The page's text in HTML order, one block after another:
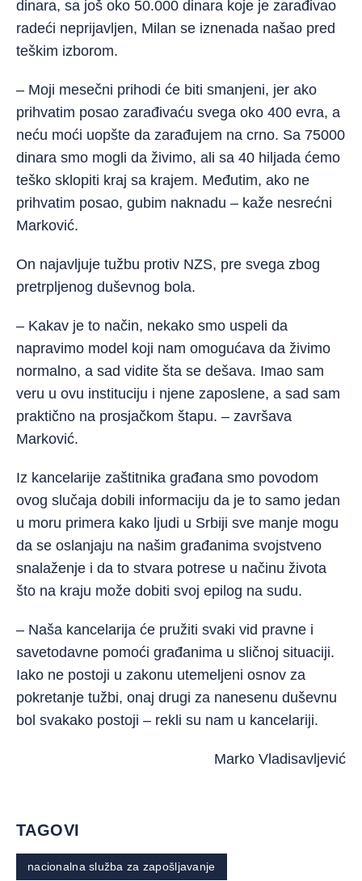
dinara, sa još oko 50.000 dinara koje je zarađivao
radeći neprijavljen, Milan se iznenada našao pred
teškim izborom.
– Moji mesečni prihodi će biti smanjeni, jer ako
prihvatim posao zarađivaću svega oko 400 evra, a
neću moći uopšte da zarađujem na crno. Sa 75000
dinara smo mogli da živimo, ali sa 40 hiljada ćemo
teško sklopiti kraj sa krajem. Međutim, ako ne
prihvatim posao, gubim naknadu – kaže nesrećni
Marković.
On najavljuje tužbu protiv NZS, pre svega zbog
pretrpljenog duševnog bola.
– Kakav je to način, nekako smo uspeli da
napravimo model koji nam omogućava da živimo
normalno, a sad vidite šta se dešava. Imao sam
veru u ovu instituciju i njene zaposlene, a sad sam
praktično na prosjačkom štapu. – završava
Marković.
Iz kancelarije zaštitnika građana smo povodom
ovog slučaja dobili informaciju da je to samo jedan
u moru primera kako ljudi u Srbiji sve manje mogu
da se oslanjaju na našim građanima svojstveno
snalaženje i da to stvara potrese u načinu života
što na kraju može dobiti svoj epilog na sudu.
– Naša kancelarija će pružiti svaki vid pravne i
savetodavne pomoći građanima u sličnoj situaciji.
Iako ne postoji u zakonu utemeljeni osnov za
pokretanje tužbi, onaj drugi za nanesenu duševnu
bol svakako postoji – rekli su nam u kancelariji.
Marko Vladisavljević
TAGOVI
nacionalna služba za zapošljavanje